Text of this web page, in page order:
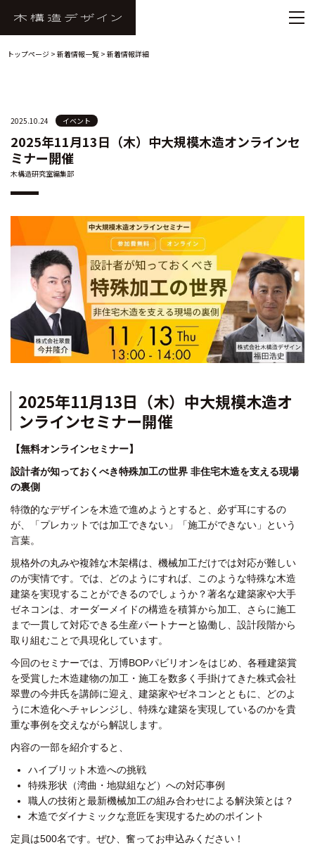
トップページ > 新着情報一覧 > 新着情報詳細
2025.10.24 イベント
2025年11月13日（木）中大規模木造オンラインセ
ミナー開催
木構造研究室編集部
2025年11月13日（木）中大規模木造オ
ンラインセミナー開催
【無料オンラインセミナー】
設計者が知っておくべき特殊加工の世界 非住宅木造を支える現場
の裏側
特徴的なデザインを木造で進めようとすると、必ず耳にするの
が、
「プレカットでは加工できない」 「施工ができない」
という
言葉。
規格外の丸みや複雑な木架構は、機械加工だけでは対応が難しい
のが実情です。 では、どのようにすれば、このような特殊な木造
建築を実現することができるのでしょうか？著名な建築家や大手
ゼネコンは、オーダーメイドの構造を積算から加工、 さらに施工
まで一貫して対応できる生産パートナーと協働し、 設計段階から
取り組むことで具現化しています。
今回のセミナーでは、万博BOPパビリオンをはじめ、 各種建築賞
を受賞した木造建物の加工・施工を数多く手掛けてきた株式会社
翠豊の今井氏を講師に迎え、建築家やゼネコンとともに、
どのよ
うに木造化へチャレンジし、特殊な建築を実現しているのかを貴
重な事例を交えながら解説します。
内容の一部を紹介すると、
ハイブリット木造への挑戦
特殊形状（湾曲・地獄組など）への対応事例
職人の技術と最新機械加工の組み合わせによる解決策とは？
木造でダイナミックな意匠を実現するためのポイント
定員は500名です。 ぜひ、奮ってお申込みください！